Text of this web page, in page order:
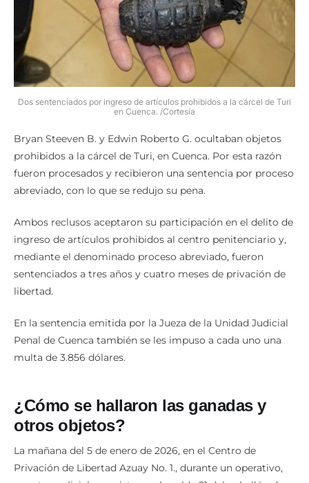
Dos sentenciados por ingreso de artículos prohibidos a la cárcel de Turi
en Cuenca. /Cortesía
Bryan Steeven B. y Edwin Roberto G. ocultaban objetos
prohibidos a la cárcel de Turi, en Cuenca. Por esta razón
fueron procesados y recibieron una sentencia por proceso
abreviado, con lo que se redujo su pena.
Ambos reclusos aceptaron su participación en el delito de
ingreso de artículos prohibidos al centro penitenciario y,
mediante el denominado proceso abreviado, fueron
sentenciados a tres años y cuatro meses de privación de
libertad.
En la sentencia emitida por la Jueza de la Unidad Judicial
Penal de Cuenca también se les impuso a cada uno una
multa de 3.856 dólares.
¿Cómo se hallaron las ganadas y
otros objetos?
La mañana del 5 de enero de 2026, en el Centro de
Privación de Libertad Azuay No. 1., durante un operativo,